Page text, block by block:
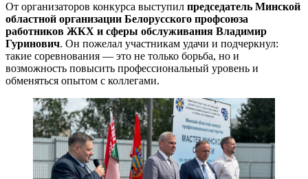
От организаторов конкурса выступил председатель Минской
областной организации Белорусского профсоюза
работников ЖКХ и сферы обслуживания Владимир
Гуринович. Он пожелал участникам удачи и подчеркнул:
такие соревнования — это не только борьба, но и
возможность повысить профессиональный уровень и
обменяться опытом с коллегами.